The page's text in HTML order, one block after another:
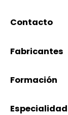
Contacto
Fabricantes
Formación
Especialidad